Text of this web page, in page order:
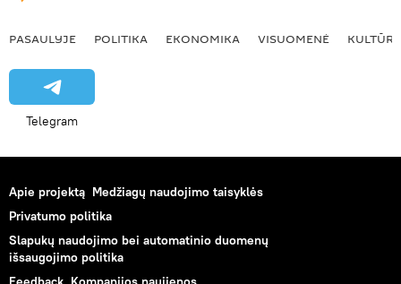
PASAULYJE POLITIKA EKONOMIKA VISUOMENĖ KULTŪRA
Telegram
Apie projektą Medžiagų naudojimo taisyklės
Privatumo politika
Slapukų naudojimo bei automatinio duomenų
išsaugojimo politika